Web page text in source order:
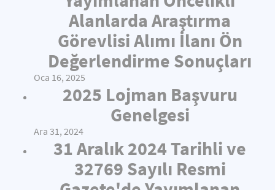
Alanlarda Araştırma
Görevlisi Alımı İlanı Ön
Değerlendirme Sonuçları
Oca 16, 2025
2025 Lojman Başvuru
Genelgesi
Ara 31, 2024
31 Aralık 2024 Tarihli ve
32769 Sayılı Resmi